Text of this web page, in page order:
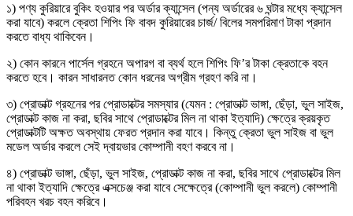
১) পণ্য কুরিয়ারে বুকিং হওয়ার পর অর্ডার ক্যান্সেল (পন্য অর্ডারের ৬ ঘন্টার মধ্যে ক্যান্সেল
করা যাবে) করলে ক্রেতা শিপিং ফি বাবদ কুরিয়ারের চার্জ/ বিলের সমপরিমাণ টাকা প্রদান
করতে বাধ্য থাকিবেন।
২) কোন কারনে পার্সেল গ্রহনে অপারগ বা ব্যর্থ হলে শিপিং ফি’র টাকা ক্রেতাকে বহন
করতে হবে। কারন সাধারনত কোন ধরনের অগ্রীম গ্রহণ করি না।
৩) প্রোডাক্ট গ্রহনের পর প্রোডাক্টের সমস্যার (যেমন : প্রোডাক্ট ভাঙ্গা, ছেঁড়া, ভুল সাইজ,
প্রোডাক্ট কাজ না করা, ছবির সাথে প্রোডাক্টের মিল না থাকা ইত্যাদি) ক্ষেত্রে ক্রয়কৃত
প্রোডাক্টটি অক্ষত অবস্থায় ফেরত প্রদান করা যাবে। কিন্তু ক্রেতা ভুল সাইজ বা ভুল
মডেল অর্ডার করলে সেই দ্বায়ভার কোম্পানী বহণ করবে না।
৪) প্রোডাক্ট ভাঙ্গা, ছেঁড়া, ভুল সাইজ, প্রোডাক্ট কাজ না করা, ছবির সাথে প্রোডাক্টের মিল
না থাকা ইত্যাদি ক্ষেত্রে এক্সচেঞ্জ করা যাবে সেক্ষেত্রে (কোম্পানী ভুল করলে) কোম্পানী
পরিবহন খরচ বহন করিবে।